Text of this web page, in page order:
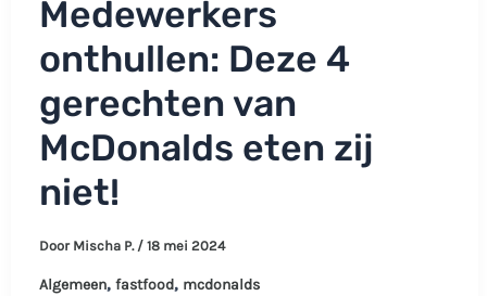
Medewerkers
onthullen: Deze 4
gerechten van
McDonalds eten zij
niet!
Door Mischa P. / 18 mei 2024
Algemeen, fastfood, mcdonalds